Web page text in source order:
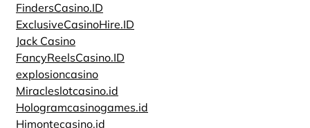
FindersCasino.ID
ExclusiveCasinoHire.ID
Jack Casino
FancyReelsCasino.ID
explosioncasino
Miracleslotcasino.id
Hologramcasinogames.id
Himontecasino.id